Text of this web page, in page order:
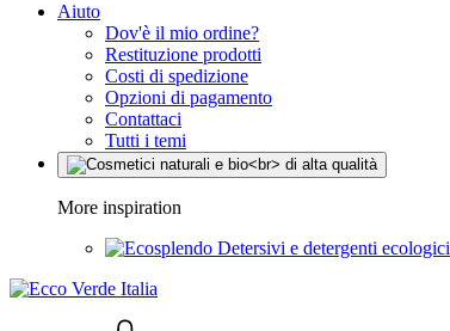
Aiuto
Dov'è il mio ordine?
Restituzione prodotti
Costi di spedizione
Opzioni di pagamento
Contattaci
Tutti i temi
More inspiration
Detersivi e detergenti ecologici